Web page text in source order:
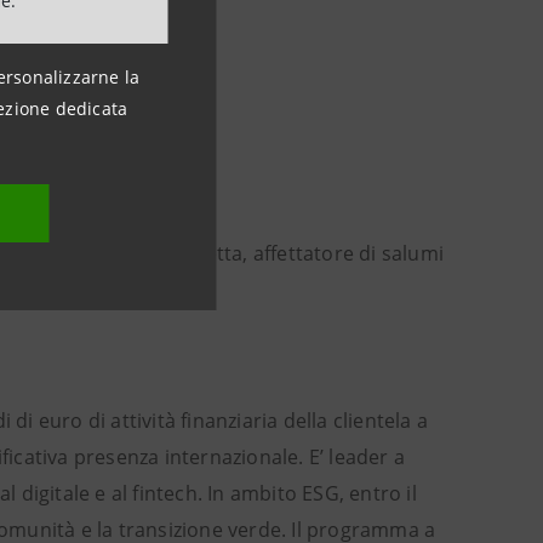
la
dedicata
cubettati in vaschetta, affettatore di salumi
di euro di attività finanziaria della clientela a
presenza internazionale. E’ leader a
digitale e al fintech. In ambito ESG, entro il
e la transizione verde. Il programma a